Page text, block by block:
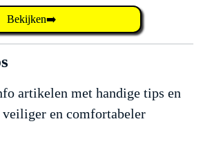
Bekijken➡️
artikelen met handige tips en
veiliger en comfortabeler